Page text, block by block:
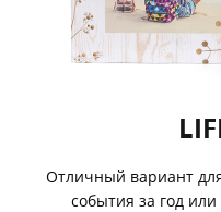
Отличный вариант
события за год